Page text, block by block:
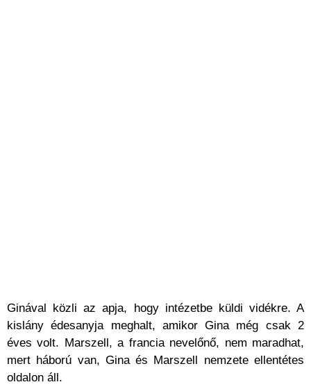
Ginával közli az apja, hogy intézetbe küldi vidékre. A
kislány édesanyja meghalt, amikor Gina még csak 2
éves volt. Marszell, a francia nevelőnő, nem maradhat,
mert háború van, Gina és Marszell nemzete ellentétes
oldalon áll.